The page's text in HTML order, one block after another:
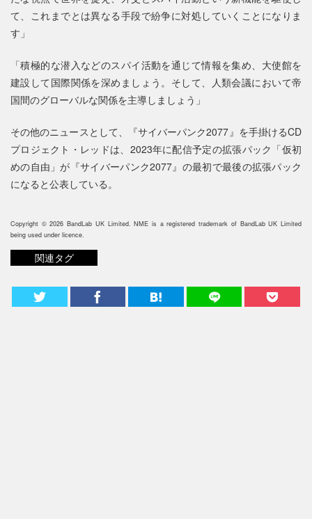
て、これまでとは異なる手段で紛争に対処していくことになりま
す」
「積極的な潜入などのスパイ活動を通じて情報を集め、大使館を
建設して国際関係を深めましょう。そして、人類会議において帝
国間のグローバルな関係を主導しましょう」
その他のニュースとして、『サイバーパンク2077』を手掛けるCD
プロジェクト・レッドは、2023年に配信予定の拡張パック「仮初
めの自由」が『サイバーパンク2077』の最初で最後の拡張パック
になると公表している。
Copyright © 2026 BandLab UK Limited. NME is a registered trademark of BandLab UK Limited
being used under licence.
関連タグ